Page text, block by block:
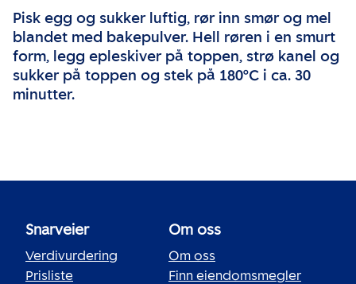
Pisk egg og sukker luftig, rør inn smør og mel
blandet med bakepulver. Hell røren i en smurt
form, legg epleskiver på toppen, strø kanel og
sukker på toppen og stek på 180°C i ca. 30
minutter.
Snarveier
Verdivurdering
Prisliste
Om oss
Om oss
Finn eiendomsmegler